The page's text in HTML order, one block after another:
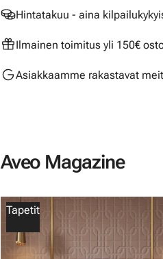
Hintatakuu - aina
Ilmainen toimitus yli 150€
Asiakkaamme rakastavat
Aveo Magazine
Tapetit